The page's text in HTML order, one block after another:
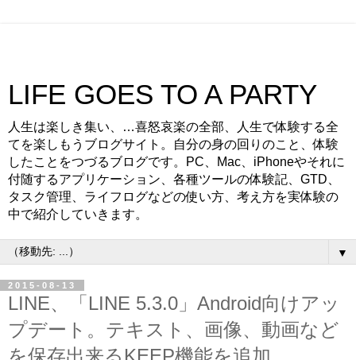
LIFE GOES TO A PARTY
人生は楽しき集い、…喜怒哀楽の全部、人生で体験する全
てを楽しもうブログサイト。自分の身の回りのこと、体験
したことをつづるブログです。PC、Mac、iPhoneやそれに
付随するアプリケーション、各種ツールの体験記、GTD、
タスク管理、ライフログなどの使い方、考え方を実体験の
中で紹介していきます。
▼
2015-08-13
LINE、「LINE 5.3.0」Android向けアッ
プデート。テキスト、画像、動画など
を保存出来るKEEP機能を追加